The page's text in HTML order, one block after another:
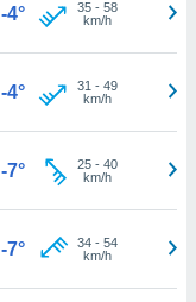
-4° 35- 58
km/h
-4° 31 - 49
km/h
-7° 25- 40
km/h
-7° 34- 54
km/h